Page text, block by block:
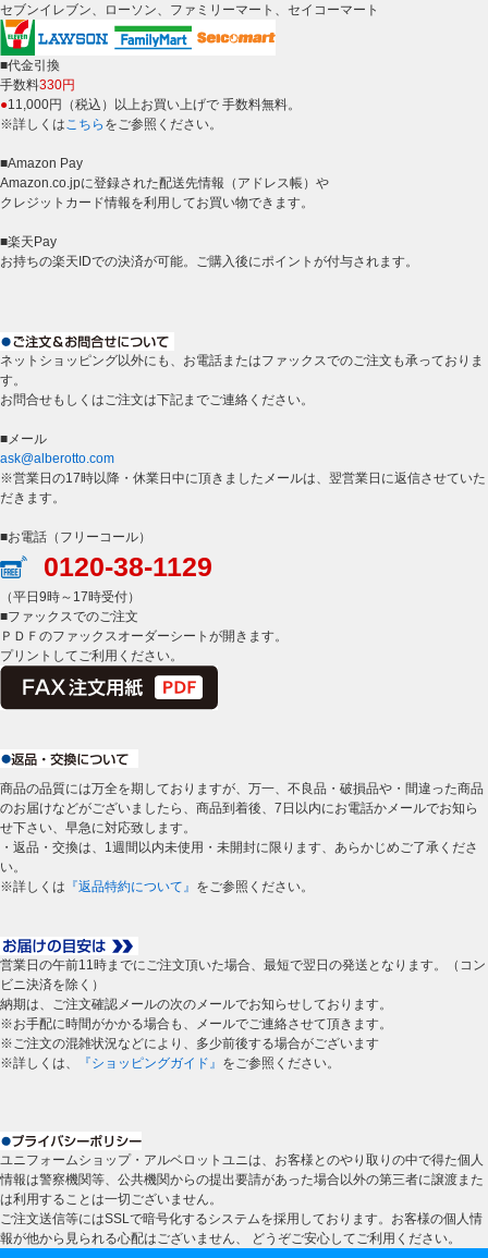
セブンイレブン、ローソン、ファミリーマート、セイコーマート
■代金引換
手数料330円
●11,000円（税込）以上お買い上げで 手数料無料。
※詳しくはこちら をご参照ください。
■Amazon Pay
Amazon.co.jpに登録された配送先情報（アドレス帳）や
クレジットカード情報を利用してお買い物できます。
■楽天Pay
お持ちの楽天IDでの決済が可能。ご購入後にポイントが付与されます。
ネットショッピング以外にも、お電話またはファックスでのご注文も承っておりま
す。
お問合せもしくはご注文は下記までご連絡ください。
■メール
ask@alberotto.com
※営業日の17時以降・休業日中に頂きましたメールは、翌営業日に返信させていた
だきます。
■お電話（フリーコール）
0120-38-1129
（平日9時～17時受付）
■ファックスでのご注文
ＰＤＦのファックスオーダーシートが開きます。
プリントしてご利用ください。
商品の品質には万全を期しておりますが、万一、不良品・破損品や・間違った商品
のお届けなどがございましたら、商品到着後、7日以内にお電話かメールでお知ら
せ下さい、早急に対応致します。
・返品・交換は、1週間以内未使用・未開封に限ります、あらかじめご了承くださ
い。
※詳しくは 『返品特約について』 をご参照ください。
営業日の午前11時までにご注文頂いた場合、最短で翌日の発送となります。（コン
ビニ決済を除く）
納期は、ご注文確認メールの次のメールでお知らせしております。
※お手配に時間がかかる場合も、メールでご連絡させて頂きます。
※ご注文の混雑状況などにより、多少前後する場合がございます
※詳しくは、
『ショッピングガイド』 をご参照ください。
ユニフォームショップ・アルベロットユニは、お客様とのやり取りの中で得た個人
情報は警察機関等、公共機関からの提出要請があった場合以外の第三者に譲渡また
は利用することは一切ございません。
ご注文送信等にはSSLで暗号化するシステムを採用しております。お客様の個人情
報が他から見られる心配はございません、 どうぞご安心してご利用ください。